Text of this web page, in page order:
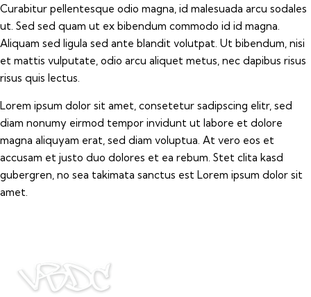
Curabitur pellentesque odio magna, id malesuada arcu sodales
ut. Sed sed quam ut ex bibendum commodo id id magna.
Aliquam sed ligula sed ante blandit volutpat. Ut bibendum, nisi
et mattis vulputate, odio arcu aliquet metus, nec dapibus risus
risus quis lectus.
Lorem ipsum dolor sit amet, consetetur sadipscing elitr, sed
diam nonumy eirmod tempor invidunt ut labore et dolore
magna aliquyam erat, sed diam voluptua. At vero eos et
accusam et justo duo dolores et ea rebum. Stet clita kasd
gubergren, no sea takimata sanctus est Lorem ipsum dolor sit
amet.